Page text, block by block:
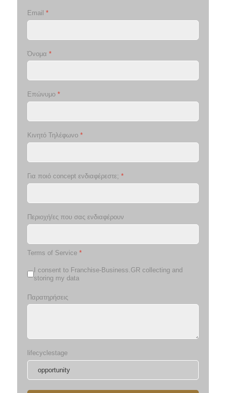
Email *
Όνομα *
Επώνυμο *
Κινητό Τηλέφωνο *
Για ποιό concept ενδιαφέρεστε; *
Περιοχή/ες που σας ενδιαφέρουν
Terms of Service *
I consent to Franchise-Business.GR collecting and
storing my data
Παρατηρήσεις
lifecyclestage